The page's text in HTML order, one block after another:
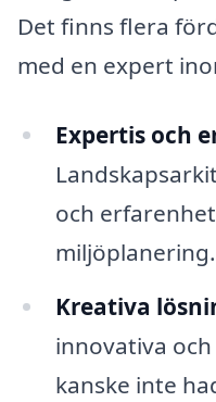
Det finns flera
med en expert
Expertis och
och
miljöplanering.
Kreativa
innovativa
kanske inte